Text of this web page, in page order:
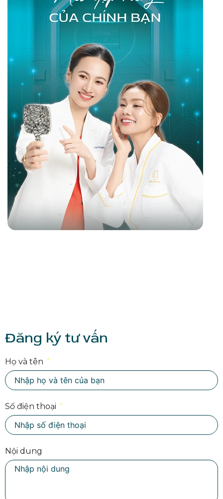
Đăng ký tư vấn
Họ và tên
Số điện thoại
Nội dung